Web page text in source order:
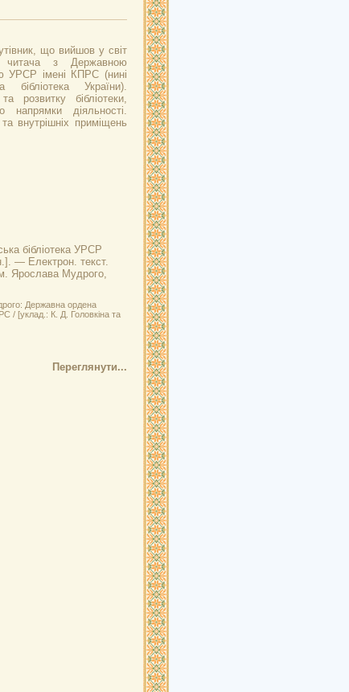
що вийшов у світ
з Державною
УРСР імені КПРС (нині
бібліотека України).
розвитку бібліотеки,
напрямки діяльності.
внутрішніх приміщень
бібліотека УРСР
— Електрон. текст.
Ярослава Мудрого,
Державна ордена
/ [уклад.: К. Д. Головкіна та
Переглянути...